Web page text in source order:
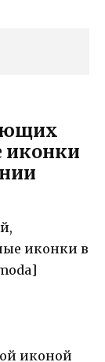
иконки
иконой